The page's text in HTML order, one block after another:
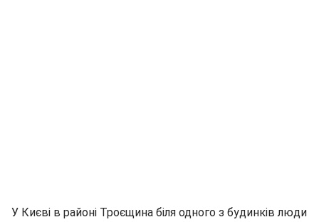
У Києві в районі Троєщина біля одного з будинків люди